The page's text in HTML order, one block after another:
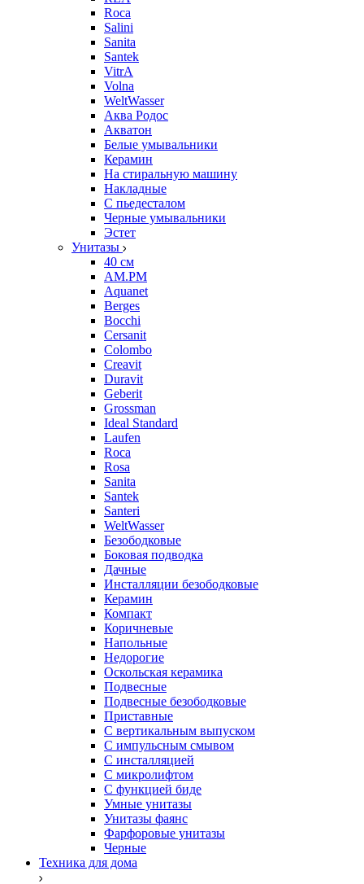
Roca
Salini
Sanita
Santek
VitrA
Volna
WeltWasser
Аква Родос
Акватон
Белые умывальники
Керамин
На стиральную машину
Накладные
С пьедесталом
Черные умывальники
Эстет
Унитазы
40 см
AM.PM
Aquanet
Berges
Bocchi
Cersanit
Colombo
Creavit
Duravit
Geberit
Grossman
Ideal Standard
Laufen
Roca
Rosa
Sanita
Santek
Santeri
WeltWasser
Безободковые
Боковая подводка
Дачные
Инсталляции безободковые
Керамин
Компакт
Коричневые
Напольные
Недорогие
Оскольская керамика
Подвесные
Подвесные безободковые
Приставные
С вертикальным выпуском
С импульсным смывом
С инсталляцией
С микролифтом
С функцией биде
Умные унитазы
Унитазы фаянс
Фарфоровые унитазы
Черные
Техника для дома